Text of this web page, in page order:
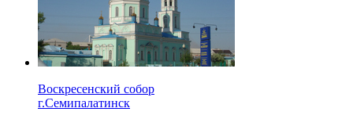
Воскресенский собор
г.Семипалатинск